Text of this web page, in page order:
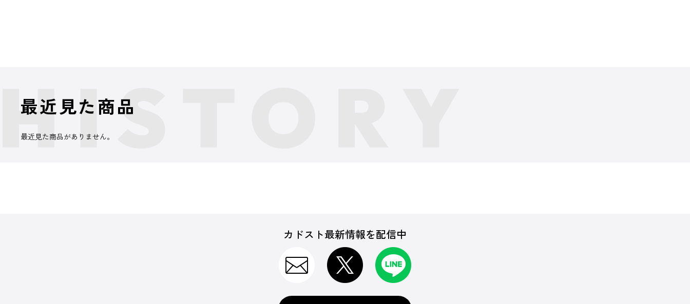
最近見た商品
最近見た商品がありません。
カドスト最新情報を配信中